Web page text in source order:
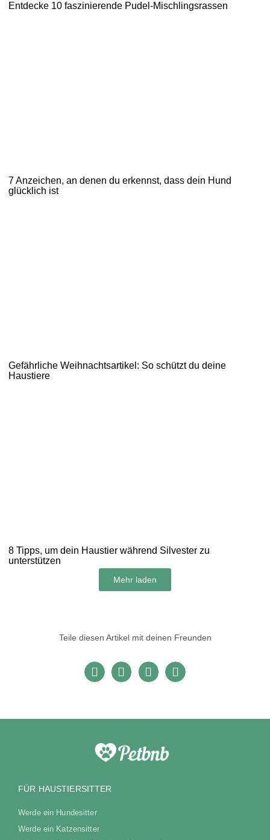
Entdecke 10 faszinierende Pudel-Mischlingsrassen
7 Anzeichen, an denen du erkennst, dass dein Hund
glücklich ist
Gefährliche Weihnachtsartikel: So schützt du deine
Haustiere
8 Tipps, um dein Haustier während Silvester zu
unterstützen
Mehr laden
Teile diesen Artikel mit deinen Freunden
FÜR HAUSTIERSITTER
Werde ein Hundesitter
Werde ein Katzensitter